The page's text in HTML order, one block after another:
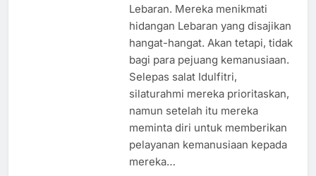
Lebaran. Mereka menikmati
hidangan Lebaran yang disajikan
hangat-hangat. Akan tetapi, tidak
bagi para pejuang kemanusiaan.
Selepas salat Idulfitri,
silaturahmi mereka prioritaskan,
namun setelah itu mereka
meminta diri untuk memberikan
pelayanan kemanusiaan kepada
mereka…